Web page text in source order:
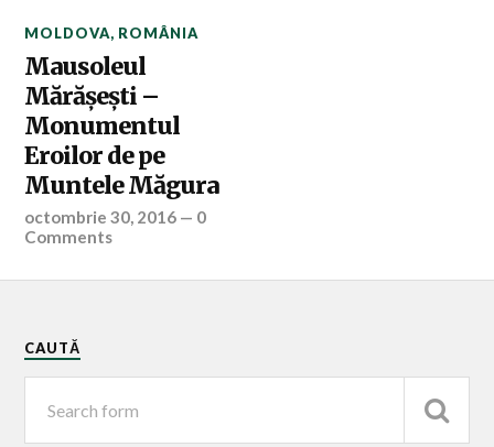
MOLDOVA, ROMÂNIA
Mausoleul
Mărăşeşti –
Monumentul
Eroilor de pe
Muntele Măgura
octombrie 30, 2016 — 0
Comments
CAUTĂ